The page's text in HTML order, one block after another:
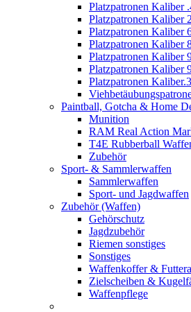
Platzpatronen Kaliber
Platzpatronen Kaliber
Platzpatronen Kaliber
Platzpatronen Kaliber
Platzpatronen Kaliber
Platzpatronen Kaliber
Platzpatronen
Paintball, Gotcha & Home
Munition
RAM Real Action
T4E Rubberball
Zubehör
Sport- & Sammlerwaffen
Sammlerwaffen
Sport- und Jagdwaffen
Zubehör (Waffen)
Gehörschutz
Jagdzubehör
Riemen sonstiges
Sonstiges
Waffenkoffer &
Zielscheiben &
Waffenpflege